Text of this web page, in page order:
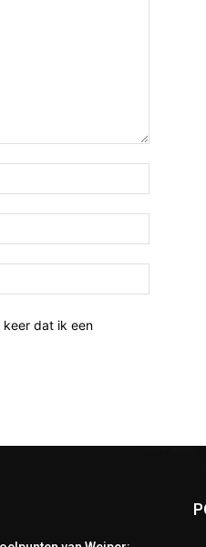
keer dat ik een